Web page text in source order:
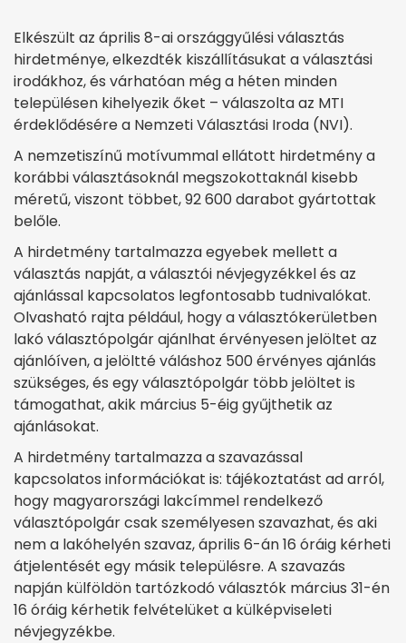
Elkészült az április 8-ai országgyűlési választás
hirdetménye, elkezdték kiszállításukat a választási
irodákhoz, és várhatóan még a héten minden
településen kihelyezik őket – válaszolta az MTI
érdeklődésére a Nemzeti Választási Iroda (NVI).
A nemzetiszínű motívummal ellátott hirdetmény a
korábbi választásoknál megszokottaknál kisebb
méretű, viszont többet, 92 600 darabot gyártottak
belőle.
A hirdetmény tartalmazza egyebek mellett a
választás napját, a választói névjegyzékkel és az
ajánlással kapcsolatos legfontosabb tudnivalókat.
Olvasható rajta például, hogy a választókerületben
lakó választópolgár ajánlhat érvényesen jelöltet az
ajánlóíven, a jelöltté váláshoz 500 érvényes ajánlás
szükséges, és egy választópolgár több jelöltet is
támogathat, akik március 5-éig gyűjthetik az
ajánlásokat.
A hirdetmény tartalmazza a szavazással
kapcsolatos információkat is: tájékoztatást ad arról,
hogy magyarországi lakcímmel rendelkező
választópolgár csak személyesen szavazhat, és aki
nem a lakóhelyén szavaz, április 6-án 16 óráig kérheti
átjelentését egy másik településre. A szavazás
napján külföldön tartózkodó választók március 31-én
16 óráig kérhetik felvételüket a külképviseleti
névjegyzékbe.